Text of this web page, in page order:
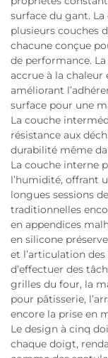
surface du gant.
plusieurs couches
chacune conçue
de performance.
accrue à la
améliorant
surface pour une
La couche
résistance aux
durabilité même
La couche interne
l’humidité, offrant
longues sessions
traditionnelles
en appendices
en silicone
et l’articulation
d’effectuer des
grilles du four, la
pour pâtisserie,
encore la prise en
Le design à cinq
chaque doigt,